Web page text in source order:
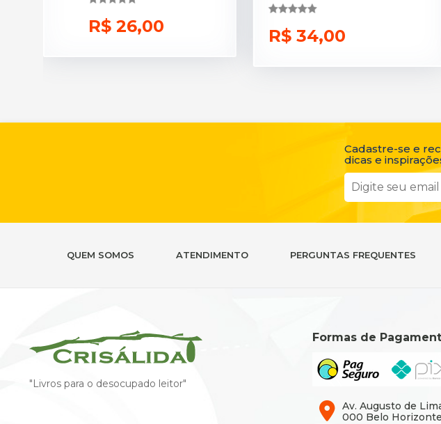
R$ 26,00 R$ 34,00
Cadastre-se e
dicas e
QUEM SOMOS ATENDIMENTO PERGUNTAS FREQUENTES
"Livros para o desocupado leitor"
Formas de
Av. Augusto de
000 Belo